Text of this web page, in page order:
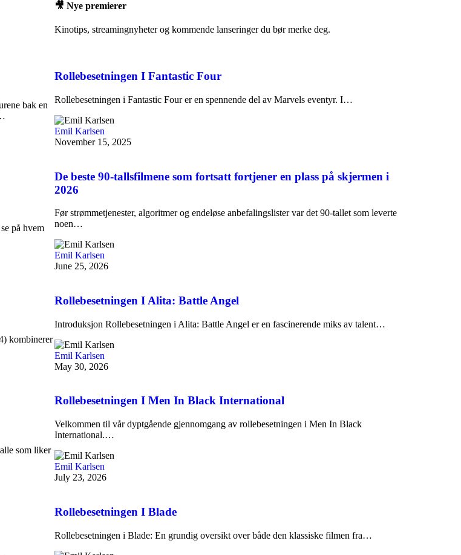
bak en
på hvem
kombinerer
som liker
🎥 Nye premierer
Kinotips, streamingnyheter og kommende lanseringer du bør merke deg.
Rollebesetningen I Fantastic Four
Rollebesetningen i Fantastic Four er en spennende del av Marvels eventyr. I…
Emil Karlsen
November 15, 2025
De beste 90-tallsfilmene som fortsatt fortjener en plass på skjermen i
2026
Før strømmetjenester, algoritmer og endeløse anbefalingslister var det 90-tallet som leverte
noen…
Emil Karlsen
June 25, 2026
Rollebesetningen I Alita: Battle Angel
Introduksjon Rollebesetningen i Alita: Battle Angel er en fascinerende miks av talent…
Emil Karlsen
May 30, 2026
Rollebesetningen I Men In Black International
Velkommen til vår dyptgående gjennomgang av rollebesetningen i Men In Black
International.…
Emil Karlsen
July 23, 2026
Rollebesetningen I Blade
Rollebesetningen i Blade: En grundig oversikt over både den klassiske filmen fra…